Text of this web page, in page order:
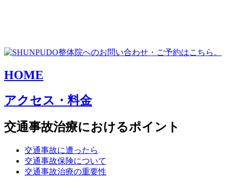
HOME
アクセス・料金
交通事故治療におけるポイント
交通事故に遭ったら
交通事故保険について
交通事故治療の重要性